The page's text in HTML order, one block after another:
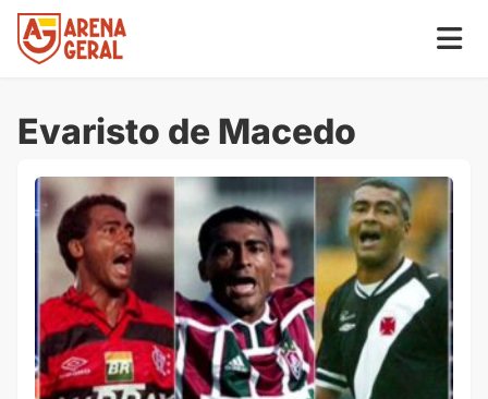
Evaristo de Macedo